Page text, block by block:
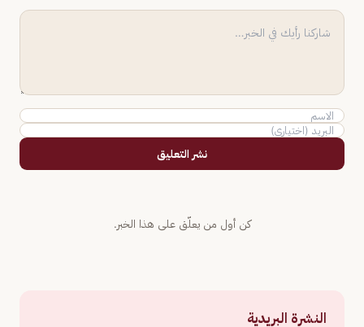
نشر التعليق
كن أول من يعلّق على هذا الخبر.
النشرة البريدية